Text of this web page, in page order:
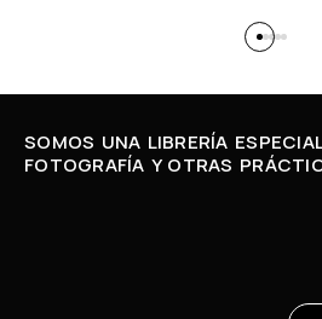
SOMOS UNA LIBRERÍA
FOTOGRAFÍA Y OTRAS